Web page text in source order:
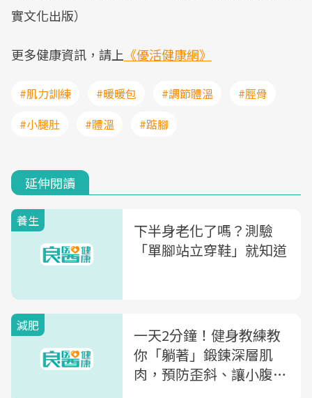
實文化出版）
更多健康資訊，請上 《優活健康網》
#肌力訓練 #暖暖包 #調節體溫
#脛骨
#小腿肚
#體溫 #踮腳
延伸閱讀
養生
下半身老化了嗎？測驗
「單腳站立穿鞋」就知道
減肥
一天2分鐘！健身教練教
你「躺著」鍛鍊深層肌
肉，預防歪斜、讓小腹平